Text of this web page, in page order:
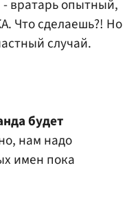
вратарь опытный,
Что сделаешь?! Но
случай.
будет
нам надо
имен пока